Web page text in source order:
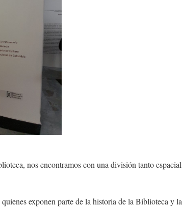
nos encontramos con una división tanto espacial
exponen parte de la historia de la Biblioteca y la